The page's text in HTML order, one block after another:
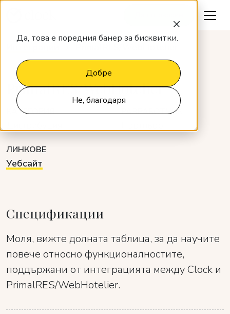
Да, това е поредния банер за бисквитки.
Добре
Не, благодаря
PrimalRES/WebHotelier
КАТЕГОРИЯ РАЗРАБОТЧИК
ЛИНКОВЕ
Уебсайт
Спецификации
Моля, вижте долната таблица, за да научите
повече относно функционалностите,
поддържани от интеграцията между Clock и
PrimalRES/WebHotelier.